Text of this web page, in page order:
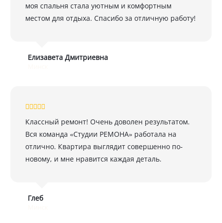
моя спальня стала уютным и комфортным
местом для отдыха. Спасибо за отличную работу!
Елизавета Дмитриевна
Классный ремонт! Очень доволен результатом.
Вся команда «Студии РЕМОНА» работала на
отлично. Квартира выглядит совершенно по-
новому, и мне нравится каждая деталь.
Глеб